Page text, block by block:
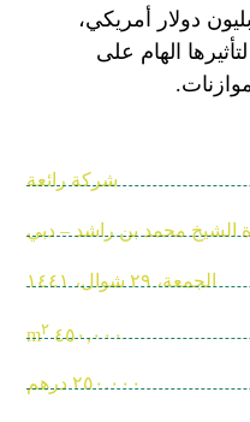
دولار أمريكي،
الهام على
شركة رائعة
الشيخ محمد بن راشد – دبي
الجمعة، ٢٩ شوال، ١٤٤١
٤٥٠,٠٠٠ m ٢
٢٥٠.٠٠٠ درهم